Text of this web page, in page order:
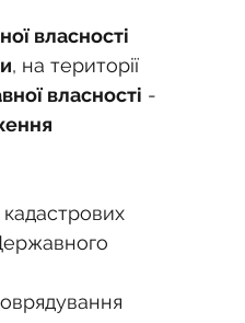
власності
, на території
власності -